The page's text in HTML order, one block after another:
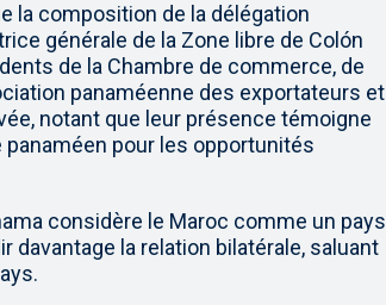
la composition de la délégation
générale de la Zone libre de Colón
de la Chambre de commerce, de
panaméenne des exportateurs et
notant que leur présence témoigne
pour les opportunités
considère le Maroc comme un pays
davantage la relation bilatérale, saluant